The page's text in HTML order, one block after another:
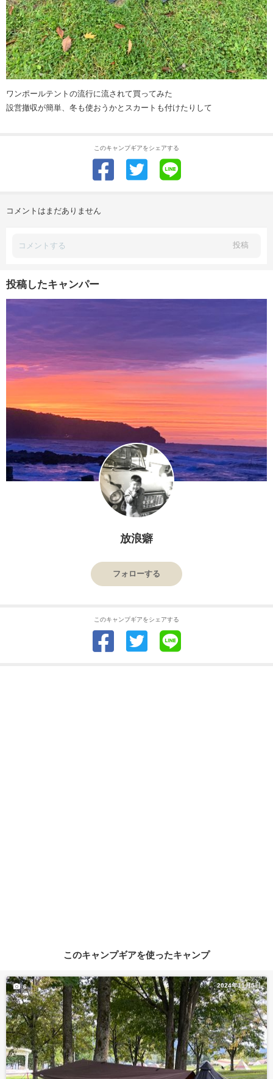
ワンポールテントの流行に流されて買ってみた
設営撤収が簡単、冬も使おうかとスカートも付けたりして
このキャンプギアをシェアする
コメントはまだありません
投稿
投稿したキャンパー
放浪癖
フォローする
このキャンプギアをシェアする
このキャンプギアを使ったキャンプ
2024年11月5日
6